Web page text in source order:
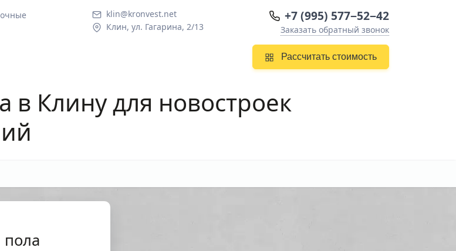
klin@kronvest.net
Клин, ул. Гагарина, 2/13
+7 (995) 577−52−42
Заказать обратный звонок
Рассчитать стоимость
в Клинудля новостроек
пола